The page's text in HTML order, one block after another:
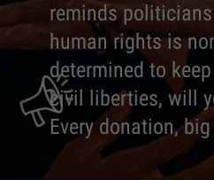
reminds
human rights is
determined to
civil liberties, will
Every donation,